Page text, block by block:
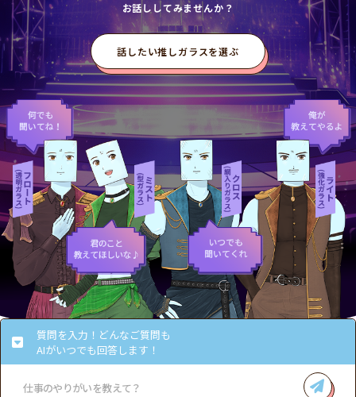
お話ししてみませんか？
話したい推しガラスを選ぶ
質問を入力！どんなご質問も
AIがいつでも回答します！